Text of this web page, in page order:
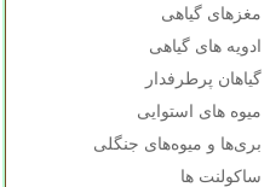
مغزهای گیاهی
ادویه های گیاهی
گیاهان پرطرفدار
میوه های استوایی
بری‌ها و میوه‌های جنگلی
ساکولنت ها